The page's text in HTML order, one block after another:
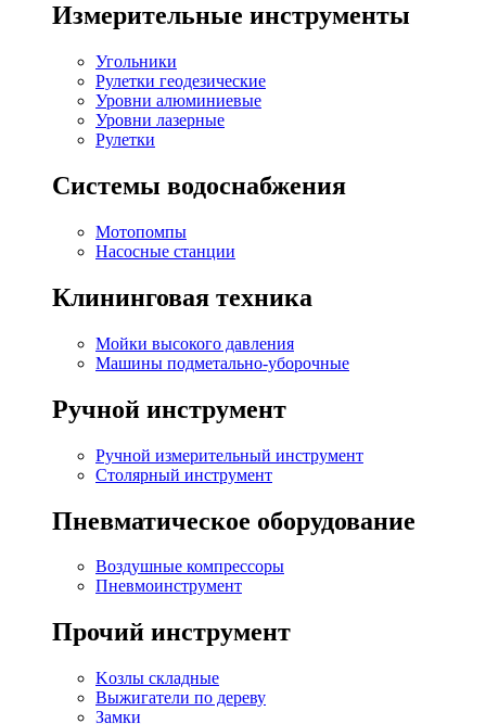
Измерительные инструменты
Угольники
Рулетки геодезические
Уровни алюминиевые
Уровни лазерные
Рулетки
Системы водоснабжения
Мотопомпы
Насосные станции
Клининговая техника
Мойки высокого давления
Машины подметально-уборочные
Ручной инструмент
Ручной измерительный инструмент
Столярный инструмент
Пневматическое оборудование
Воздушные компрессоры
Пневмоинструмент
Прочий инструмент
Kозлы складные
Выжигатели по дереву
Замки